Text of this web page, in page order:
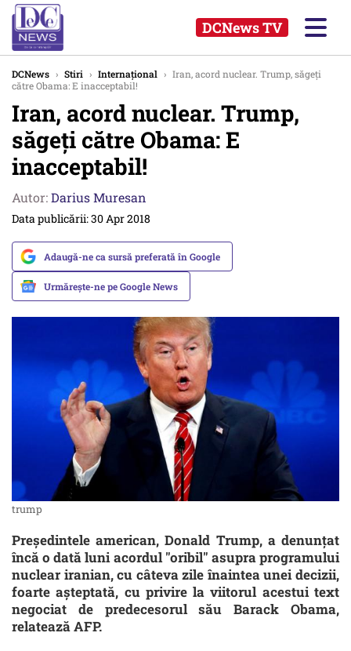
DCNews TV
DCNews › Stiri › Internațional › Iran, acord nuclear. Trump, săgeți
către Obama: E inacceptabil!
Iran, acord nuclear. Trump,
săgeți către Obama: E
inacceptabil!
Autor:Darius Muresan
Data publicării: 30 Apr 2018
Adaugă-ne ca sursă preferată în Google
Urmărește-ne pe Google News
trump
Preşedintele american, Donald Trump, a denunţat
încă o dată luni acordul "oribil" asupra programului
nuclear iranian, cu câteva zile înaintea unei decizii,
foarte aşteptată, cu privire la viitorul acestui text
negociat de predecesorul său Barack Obama,
relatează AFP.